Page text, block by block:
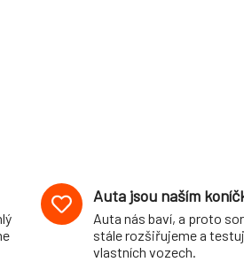
Auta jsou naším
Auta nás baví, a proto
stále rozšiřujeme a
vlastních vozech.